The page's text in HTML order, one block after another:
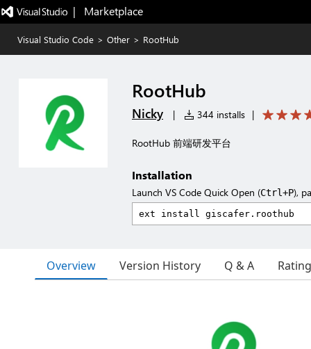
|   Marketplace
Visual Studio Code > Other > RootHub
RootHub
Nicky | 344 installs |
RootHub 前端研发平台
Installation
Launch VS Code Quick Open (Ctrl+P),
Overview Version History Q & A